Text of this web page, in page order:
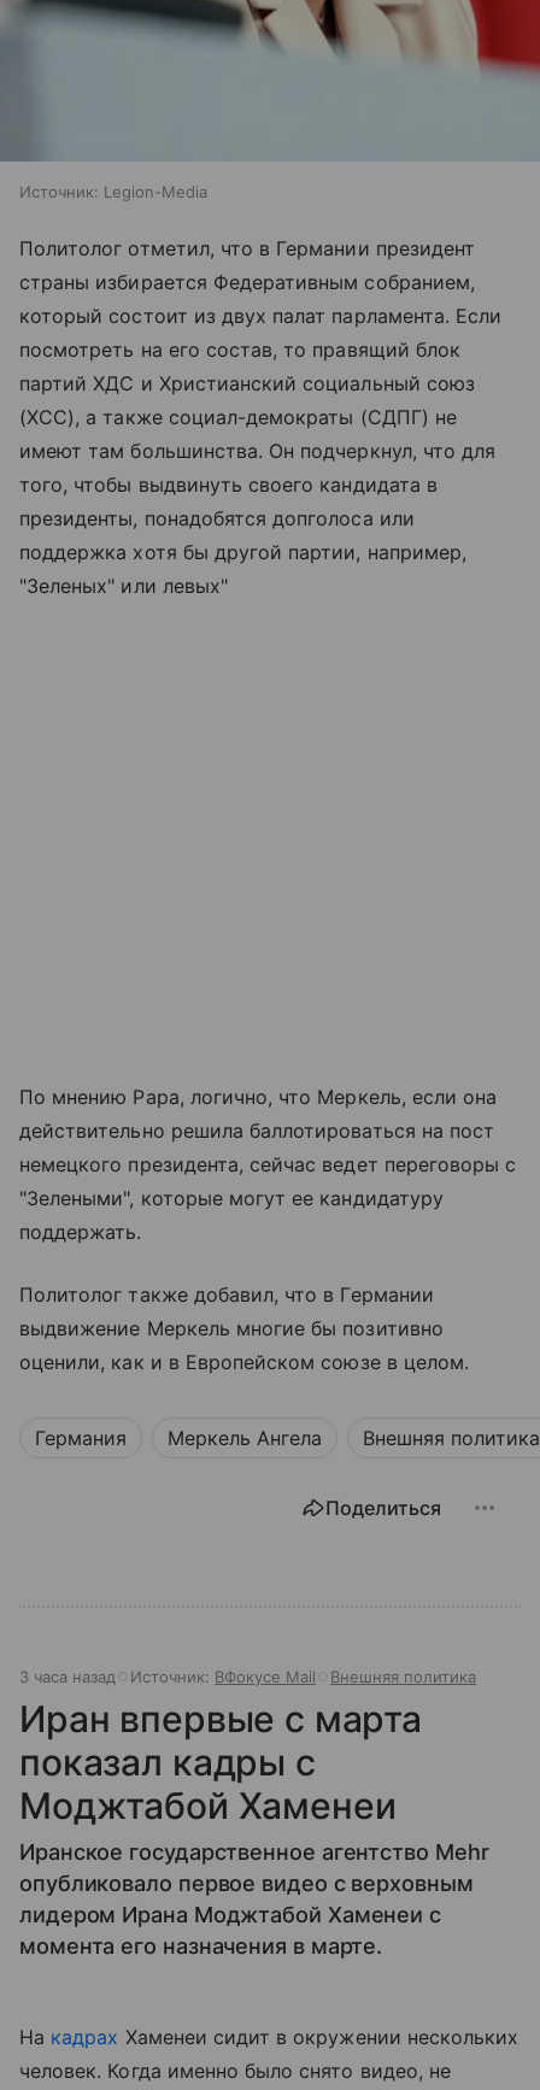
Источник: Legion-Media
Политолог отметил, что в Германии президент
страны избирается Федеративным собранием,
который состоит из двух палат парламента. Если
посмотреть на его состав, то правящий блок
партий ХДС и Христианский социальный союз
(ХСС), а также социал-демократы (СДПГ) не
имеют там большинства. Он подчеркнул, что для
того, чтобы выдвинуть своего кандидата в
президенты, понадобятся допголоса или
поддержка хотя бы другой партии, например,
"Зеленых" или левых"
По мнению Рара, логично, что Меркель, если она
действительно решила баллотироваться на пост
немецкого президента, сейчас ведет переговоры с
"Зелеными", которые могут ее кандидатуру
поддержать.
Политолог также добавил, что в Германии
выдвижение Меркель многие бы позитивно
оценили, как и в Европейском союзе в целом.
Германия Меркель Ангела Внешняя политика
Поделиться
3 часа назад Источник: ВФокусе Mail Внешняя политика
Иран впервые с марта
показал кадры с
Моджтабой Хаменеи
Иранское государственное агентство Mehr
опубликовало первое видео с верховным
лидером Ирана Моджтабой Хаменеи с
момента его назначения в марте.
На кадрах Хаменеи сидит в окружении нескольких
человек. Когда именно было снято видео, не